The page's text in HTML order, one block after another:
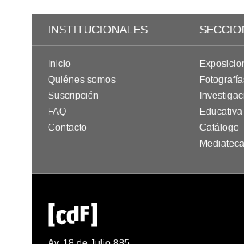
INSTITUCIONALES
Inicio
Quiénes somos
Suscripción
FAQ
Contacto
Educativa
Catálogo
Mediateca